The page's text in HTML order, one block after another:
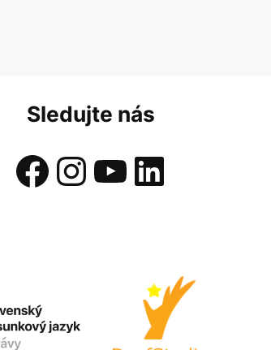
Sledujte nás
Facebook InstagramYouTube LinkedIn